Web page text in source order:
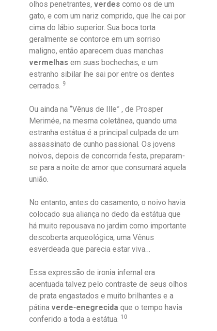
olhos penetrantes, verdes como os de um
gato, e com um nariz comprido, que lhe cai por
cima do lábio superior. Sua boca torta
geralmente se contorce em um sorriso
maligno, então aparecem duas manchas
vermelhas em suas bochechas, e um
estranho sibilar lhe sai por entre os dentes
cerrados. 9
Ou ainda na “Vênus de Ille” , de Prosper
Merimée, na mesma coletânea, quando uma
estranha estátua é a principal culpada de um
assassinato de cunho passional. Os jovens
noivos, depois de concorrida festa, preparam-
se para a noite de amor que consumará aquela
união.
No entanto, antes do casamento, o noivo havia
colocado sua aliança no dedo da estátua que
há muito repousava no jardim como importante
descoberta arqueológica, uma Vênus
esverdeada que parecia estar viva…
Essa expressão de ironia infernal era
acentuada talvez pelo contraste de seus olhos
de prata engastados e muito brilhantes e a
pátina verde-enegrecida que o tempo havia
conferido a toda a estátua. 10